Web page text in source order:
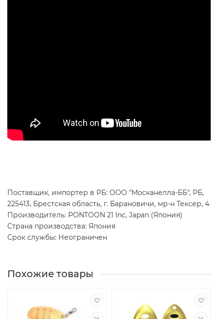
Поставщик, импортер в РБ: ООО "Москанелла-ББ", РБ,
225413, Брестская область, г. Барановичи, мр-н Тексер, 4
Производитель: PONTOON 21 Inc, Japan (Япония)
Страна производства: Япония
Срок службы: Неограничен
Похожие товары